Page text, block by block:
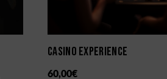
CASINO EXPERIENCE
60,00€